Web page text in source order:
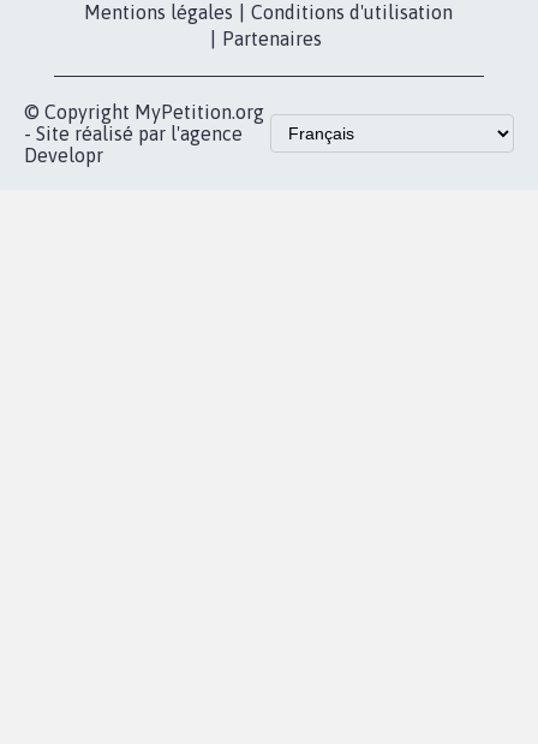
Mentions légales
Conditions d'utilisation
Partenaires
© Copyright MyPetition.org
- Site réalisé par l'agence
Developr